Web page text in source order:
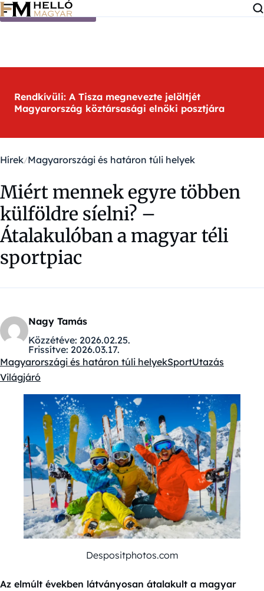
Ugrás a tartalomra
Rendkívüli: A Tisza megnevezte jelöltjét
Magyarország köztársasági elnöki posztjára
Hírek Magyarországi és határon túli helyek
Miért mennek egyre többen
külföldre síelni? –
Átalakulóban a magyar téli
sportpiac
Nagy Tamás
Közzétéve: 2026.02.25.
Frissítve: 2026.03.17.
Kategóriák:
Magyarországi és határon túli helyekSportUtazás
Világjáró
Despositphotos.com
Az elmúlt években látványosan átalakult a magyar